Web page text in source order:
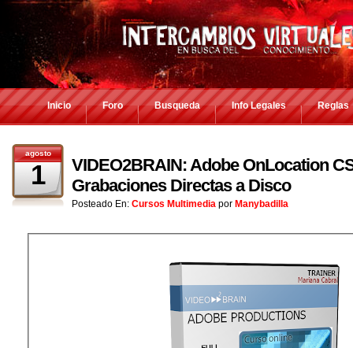
Inicio Foro Busqueda Info Legales Reglas
agosto
1
VIDEO2BRAIN: Adobe OnLocation
Grabaciones Directas a Disco
Posteado En: Cursos Multimedia por Manybadilla